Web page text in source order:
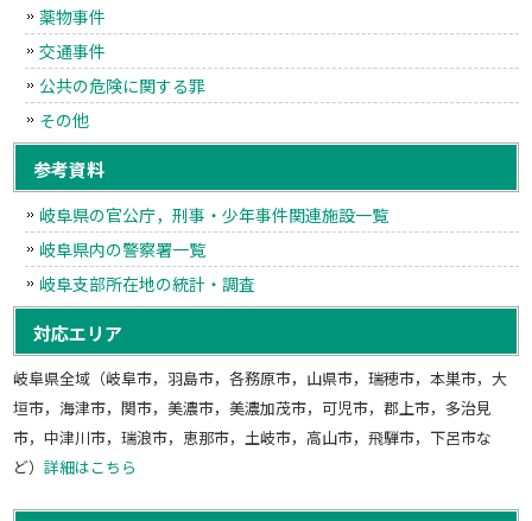
薬物事件
交通事件
公共の危険に関する罪
その他
参考資料
岐阜県の官公庁，刑事・少年事件関連施設一覧
岐阜県内の警察署一覧
岐阜支部所在地の統計・調査
対応エリア
岐阜県全域（岐阜市，羽島市，各務原市，山県市，瑞穂市，本巣市，大
垣市，海津市，関市，美濃市，美濃加茂市，可児市，郡上市，多治見
市，中津川市，瑞浪市，恵那市，土岐市，高山市，飛騨市，下呂市な
ど）詳細はこちら